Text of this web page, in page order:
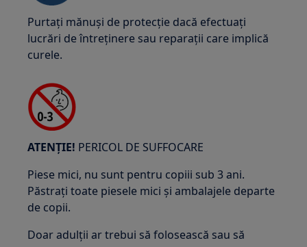
Purtați mănuși de protecție dacă efectuați
lucrări de întreținere sau reparații care implică
curele.
ATENȚIE! PERICOL DE SUFFOCARE
Piese mici, nu sunt pentru copiii sub 3 ani.
Păstrați toate piesele mici și ambalajele departe
de copii.
Doar adulții ar trebui să folosească sau să